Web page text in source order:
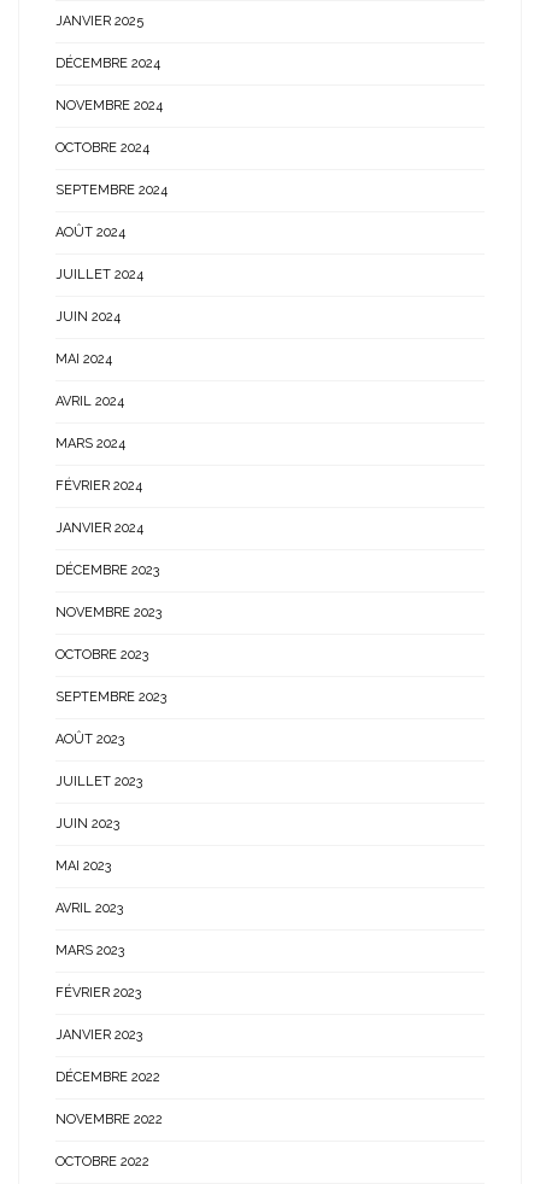
JANVIER 2025
DÉCEMBRE 2024
NOVEMBRE 2024
OCTOBRE 2024
SEPTEMBRE 2024
AOÛT 2024
JUILLET 2024
JUIN 2024
MAI 2024
AVRIL 2024
MARS 2024
FÉVRIER 2024
JANVIER 2024
DÉCEMBRE 2023
NOVEMBRE 2023
OCTOBRE 2023
SEPTEMBRE 2023
AOÛT 2023
JUILLET 2023
JUIN 2023
MAI 2023
AVRIL 2023
MARS 2023
FÉVRIER 2023
JANVIER 2023
DÉCEMBRE 2022
NOVEMBRE 2022
OCTOBRE 2022